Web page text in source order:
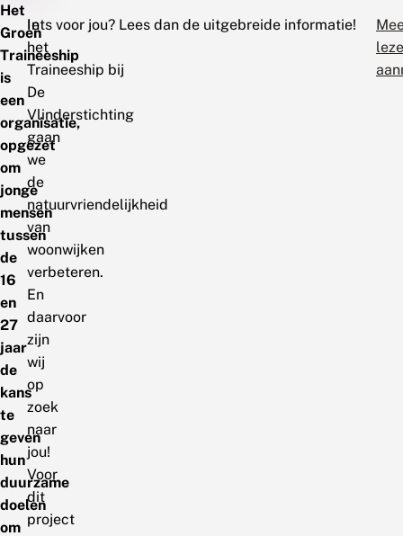
Het
Groen
Traineeship
is
een
organisatie,
opgezet
om
jonge
mensen
tussen
de
16
en
27
jaar
de
kans
te
geven
hun
duurzame
doelen
om
In
het
Traineeship bij
De
Vlinderstichting
gaan
we
de
natuurvriendelijkheid
van
woonwijken
verbeteren.
En
daarvoor
zijn
wij
op
zoek
naar
jou!
Voor
dit
project
Iets voor jou? Lees dan de uitgebreide informatie!